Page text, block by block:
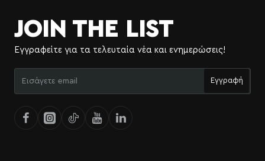
JOIN THE LIST
Εγγραφείτε για τα τελευταία νέα και ενημερώσεις!
email
Εγγραφή